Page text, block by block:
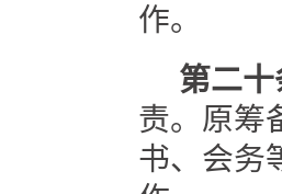
作。
第二十
责。原筹
书、会务